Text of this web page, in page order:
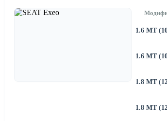
1.6 MT
1.6 MT
1.8 MT
1.8 MT